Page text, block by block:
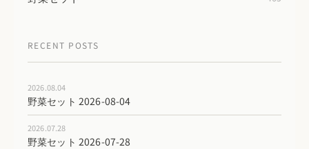
RECENT POSTS
2026.08.04
野菜セット 2026-08-04
2026.07.28
野菜セット 2026-07-28